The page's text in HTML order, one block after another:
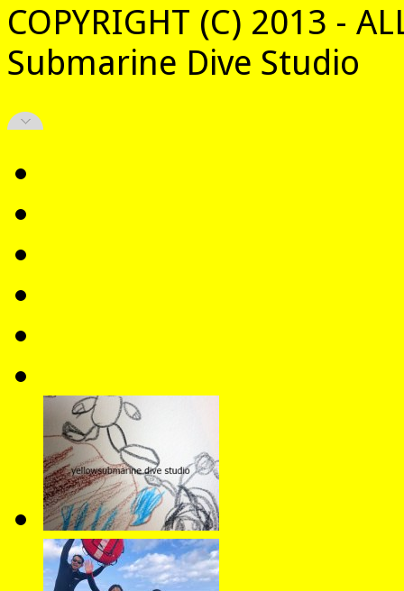
COPYRIGHT (C) 2013 -
Submarine Dive Studio